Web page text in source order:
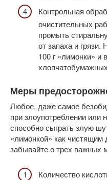
Контрольная
очистительных
промыть
от запаха и
100 г «лимонки» и
Меры
Любое, даже самое
при злоупотреблении или
способно сыграть злую
«лимонкой» как
забывайте о трех важных
Количество